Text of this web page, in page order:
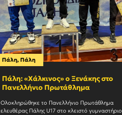
Πάλη, Πάλη
Πάλη: «Χάλκινος» ο Ξενάκης στο
Πανελλήνιο Πρωτάθλημα
Ολοκληρώθηκε το Πανελλήνιο Πρωτάθλημα
ελευθέρας Πάλης U17 στο κλειστό γυμναστήριο